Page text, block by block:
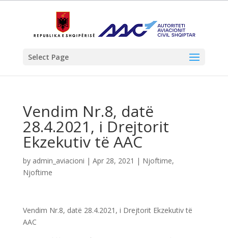
Select Page
Vendim Nr.8, datë
28.4.2021, i Drejtorit
Ekzekutiv të AAC
by admin_aviacioni | Apr 28, 2021 | Njoftime,
Njoftime
Vendim Nr.8, datë 28.4.2021, i Drejtorit Ekzekutiv të
AAC